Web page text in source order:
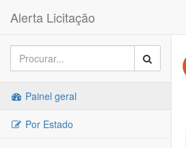
Alerta Licitação
Painel geral
Por Estado